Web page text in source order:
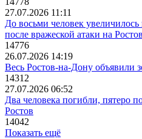
27.07.2026 11:11
До восьми человек
после вражеской атаки на
14776
26.07.2026 14:19
Весь Ростов-на-Дону объявили
14312
27.07.2026 06:52
Два человека погибли, пятеро
Ростов
14042
Показать ещё